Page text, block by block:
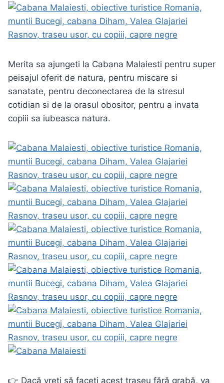
Merita sa ajungeti la Cabana Malaiesti pentru super
peisajul oferit de natura, pentru miscare si
sanatate, pentru deconectarea de la stresul
cotidian si de la orasul obositor, pentru a invata
copiii sa iubeasca natura.
👉 Dacă vreti să faceti acest traseu fără grabă, va